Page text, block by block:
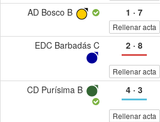
AD Bosco B 1 · 7
Rellenar acta
EDC Barbadás C 2· 8
Rellenar acta
CD Purísima B 4· 3
Rellenar acta